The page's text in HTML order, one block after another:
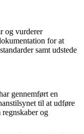
og vurderer
for at
samt udstede
gennemført en
til at udføre
og